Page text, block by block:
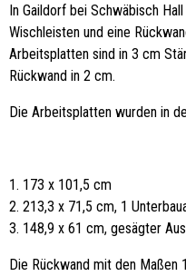
In Gaildorf bei Schwäbisch
Wischleisten und eine
Arbeitsplatten sind in 3 cm
Rückwand in 2 cm.
Die Arbeitsplatten wurden in
1. 173 x 101,5 cm
2. 213,3 x 71,5 cm, 1
3. 148,9 x 61 cm, gesägter
Die Rückwand mit den Maßen